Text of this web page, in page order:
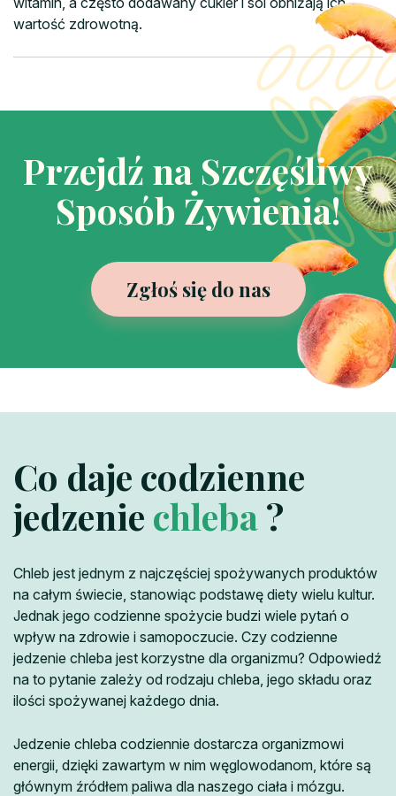
wartość zdrowotną.
Przejdź na Szczęśliwy
Sposób Żywienia!
Zgłoś się do nas
Co daje codzienne
jedzenie chleba?
Chleb jest jednym z najczęściej spożywanych produktów
na całym świecie, stanowiąc podstawę diety wielu kultur.
Jednak jego codzienne spożycie budzi wiele pytań o
wpływ na zdrowie i samopoczucie. Czy codzienne
jedzenie chleba jest korzystne dla organizmu? Odpowiedź
na to pytanie zależy od rodzaju chleba, jego składu oraz
ilości spożywanej każdego dnia.
Jedzenie chleba codziennie dostarcza organizmowi
energii, dzięki zawartym w nim węglowodanom, które są
głównym źródłem paliwa dla naszego ciała i mózgu.